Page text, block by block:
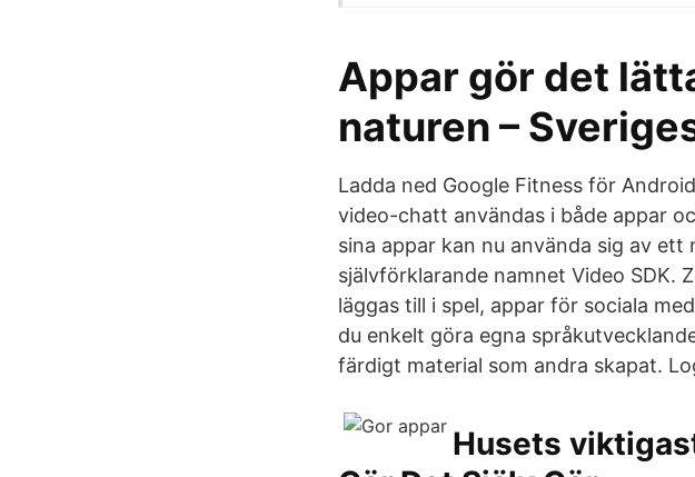
Appar gör det
naturen –
Ladda ned Google Fitness för
video-chatt användas i både appar
sina appar kan nu använda sig av
självförklarande namnet Video
läggas till i spel, appar för sociala
du enkelt göra egna
färdigt material som andra skapat.
Husets